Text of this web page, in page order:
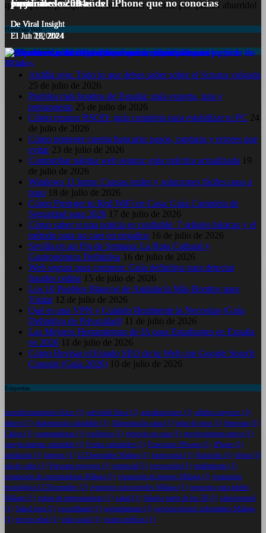
que importa. ¡Porque estar informado no tiene por qué ser aburrido!
Historias Web
partir de los 50 años
De Viral Insight
El Jul 7, 2024
y ¡más!
De Viral Insight
El Jun 23, 2024
Funciones ocultas del iPhone que no conocías
De Viral Insight
El Jun 20, 2024
en junio de 2024.
De Viral Insight
El Jun 15, 2024
peso!
De Viral Insight
El Jun 11, 2024
Entradas recientes
Ardilla roja: Todo lo que debes saber sobre el Sciurus vulgaris
25 de julio de 2026
Pueblos más bonitos de España: guía experta, ruta y
presupuesto 25 de julio de 2026
Cómo reparar BSOD: guía completa para estabilizar tu PC 24
de julio de 2026
Cómo proteger cuenta bancaria: pasos, capturas y errores que
evitar 23 de julio de 2026
Comprobar página web segura: guía práctica actualizada 19
de julio de 2026
Windows 11 lento: Causas reales y soluciones fáciles paso a
paso 18 de julio de 2026
Cómo Proteger tu Red WiFi en Casa: Guía Completa de
Seguridad para 2026 17 de julio de 2026
Cómo saber si una noticia es confiable: 7 señales básicas y el
método para no caer en engaños 16 de julio de 2026
Sevilla en un Fin de Semana: La Ruta Cultural y
Gastronómica Definitiva 16 de julio de 2026
Web segura para comprar: Guía definitiva para detectar
fraudes online 15 de julio de 2026
Los 10 Pueblos Blancos de Andalucía Más Bonitos para
Visitar 12 de julio de 2026
Qué es una VPN y Cuándo Realmente la Necesitas (Guía
Definitiva de Privacidad) 11 de julio de 2026
Las Mejores Herramientas de IA para Estudiantes en España
en 2026 11 de julio de 2026
Cómo Revisar el Estado SEO de tu Web con Google Search
Console (Guía 2026) 10 de julio de 2026
Etiquetas
acondicionamiento físico (1) actividad física (1) actualizaciones (1) adultos mayores (1)
ahorro (1) alimentación saludable (1) Alimentación sana (1) bajar de peso (1) bienestar (1)
Calcio (1) computadoras (1) ecológico (1) ejercicio en casa (1) envejecimiento activo (1)
envejecimiento saludable (1) Frutas saludables (1) Funciones iPhones (1) iPhone (1)
jubilación (1) laptops (1) LCDportatiles Malaga (1) motivación (1) Nutrición (1) oferta (1)
ola de calor (1) Personas mayores (1) potencial (1) prevención (1) rendimiento (1)
reparación de computadoras Málaga (1) reparación de laptops Málaga (1) reparación
tecnológica LCDportatiles (2) repuestos para móviles Málaga (1) repuestos para tablets
Málaga (1) rutina de entrenamiento (1) salud (1) Salud a partir de los 50 (1) salud mental
(1) Salud ósea (1) secondhand (1) segundamano (1) servicio técnico informático Málaga
(1) tercera edad (1) vida social (1) visitas médicas (1)